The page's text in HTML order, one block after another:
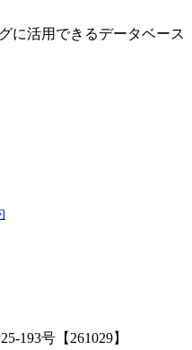
に活用できるデータベース
193号【261029】